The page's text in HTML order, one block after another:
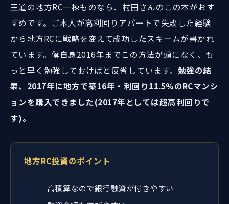
王道の地方RC一棟ものなら、村田さんのこの本がおす
すめです。ご本人が高利回りアパートで失敗した経験
から地方RCに戦略を変えて成功したスキームが書かれ
ています。僕自身2016年までこの方法が頭になく、も
っと早く勉強しておけばと反省しています。 勉強の結
果、2017年に地方で築16年・利回り11.5%のRCマンシ
ョンを購入できました(2017年としては超高利回りで
す)。
地方RC投資のポイント
高積算なので銀行融資が付きやすい